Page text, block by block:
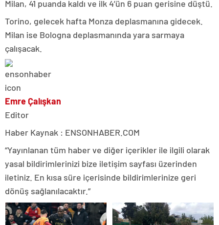
Milan, 41 puanda kaldı ve ilk 4’ün 6 puan gerisine düştü.
Torino, gelecek hafta Monza deplasmanına gidecek.
Milan ise Bologna deplasmanında yara sarmaya
çalışacak.
Emre Çalışkan
Editor
Haber Kaynak : ENSONHABER.COM
“Yayınlanan tüm haber ve diğer içerikler ile ilgili olarak
yasal bildirimlerinizi bize iletişim sayfası üzerinden
iletiniz. En kısa süre içerisinde bildirimlerinize geri
dönüş sağlanılacaktır.”